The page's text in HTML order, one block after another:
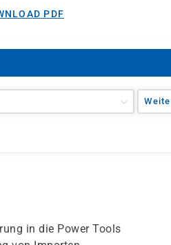
PDF
in die Power Tools